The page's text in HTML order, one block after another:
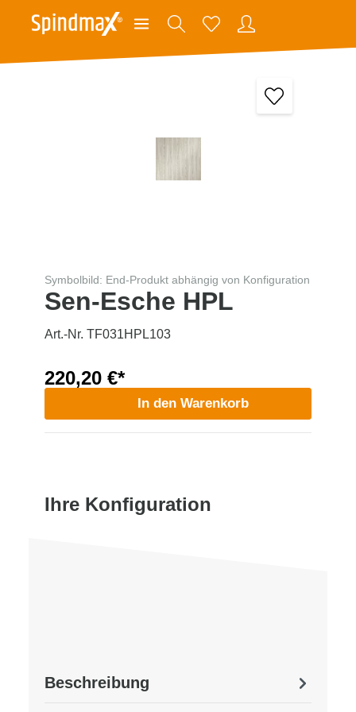
Symbolbild: End-Produkt abhängig von Konfiguration
Sen-Esche HPL
Art.-Nr. TF031HPL103
220,20 €*
In den Warenkorb
Ihre Konfiguration
Beschreibung